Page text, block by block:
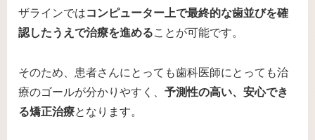
ザラインではコンピューター上で最終的な歯並びを確
認したうえで治療を進めることが可能です。
そのため、患者さんにとっても歯科医師にとっても治
療のゴールが分かりやすく、 予測性の高い、安心でき
る矯正治療となります。